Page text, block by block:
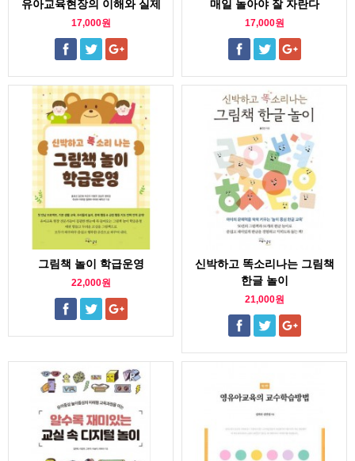
유아교육현장의 이해와 실제
17,000원
매일 놀아야 잘 자란다
17,000원
그림책 놀이 학급운영
22,000원
신박하고 똑소리나는 그림책
한글 놀이
21,000원